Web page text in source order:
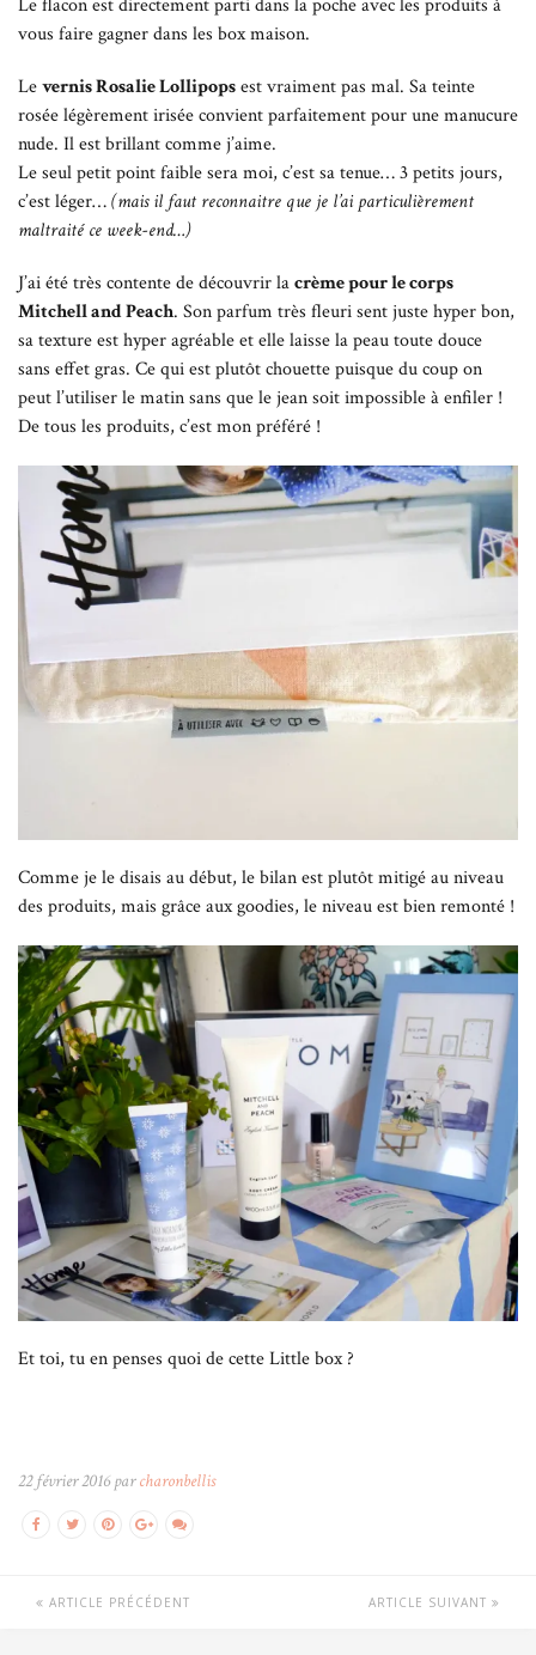
Le flacon est directement parti dans la poche avec les produits à
vous faire gagner dans les box maison.
Levernis Rosalie Lollipopsest vraiment pas mal. Sa teinte
rosée légèrement irisée convient parfaitement pour une manucure
nude. Il est brillant comme j’aime.
Le seul petit point faible sera moi, c’est sa tenue… 3 petits jours,
c’est léger…(mais il faut reconnaitre que je l’ai particulièrement
maltraité ce week-end…)
J’ai été très contente de découvrir lacrème pour le corps
Mitchell and Peach. Son parfum très fleuri sent juste hyper bon,
sa texture est hyper agréable et elle laisse la peau toute douce
sans effet gras. Ce qui est plutôt chouette puisque du coup on
peut l’utiliser le matin sans que le jean soit impossible à enfiler !
De tous les produits, c’est mon préféré !
Comme je le disais au début, le bilan est plutôt mitigé au niveau
des produits, mais grâce aux goodies, le niveau est bien remonté !
Et toi, tu en penses quoi de cette Little box ?
22 février 2016 parcharonbellis
ARTICLE PRÉCÉDENT ARTICLE SUIVANT